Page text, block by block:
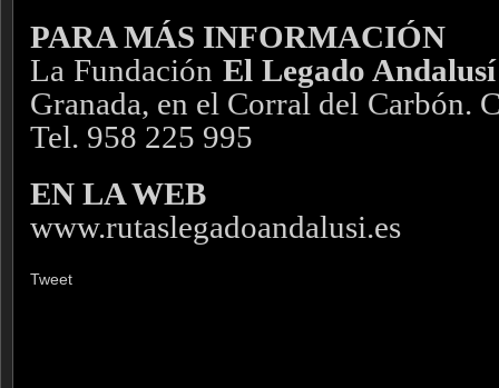
PARA MÁS INFORMACIÓN
La Fundación El Legado Andalusí
Granada, en el Corral del Carbón.
Tel. 958 225 995
EN LA WEB
www.rutaslegadoandalusi.es
Tweet